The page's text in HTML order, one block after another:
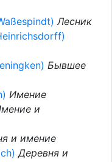
Лесник
Бывшее
Имение
и
и имение
Деревня и